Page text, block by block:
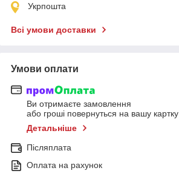
Укрпошта
Всі умови доставки
Умови оплати
Ви отримаєте замовлення
або гроші повернуться на вашу картку
Детальніше
Післяплата
Оплата на рахунок